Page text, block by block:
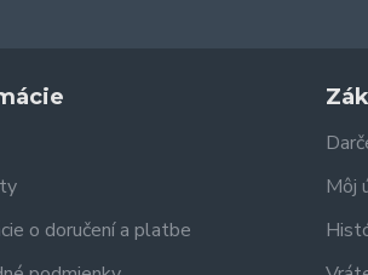
o doručení a platbe
Môj